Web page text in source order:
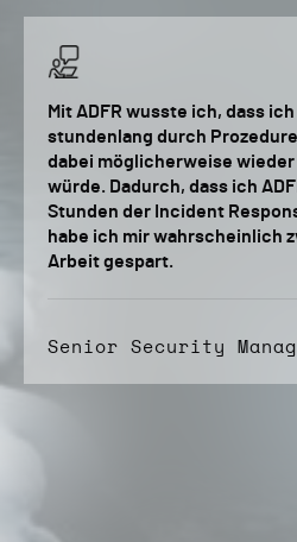
Mit ADFR wusste ich, dass
stundenlang durch
dabei möglicherweise
würde. Dadurch, dass ich
Stunden der Incident
habe ich mir wahrscheinlich
Arbeit gespart.
Senior Security